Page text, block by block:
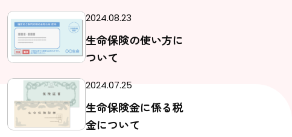
2024.08.23
生命保険の使い方に
ついて
2024.07.25
生命保険金に係る税
金について